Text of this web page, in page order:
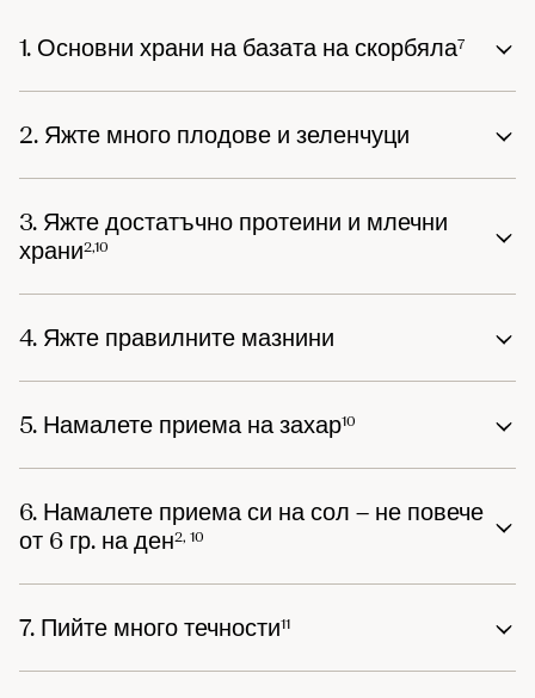
1. Основни храни на базата на скорбяла7
2. Яжте много плодове и зеленчуци
3. Яжте достатъчно протеини и млечни
храни2,10
4. Яжте правилните мазнини
5. Намалете приема на захар10
6. Намалете приема си на сол – не повече
от 6 гр. на ден2, 10
7. Пийте много течности11